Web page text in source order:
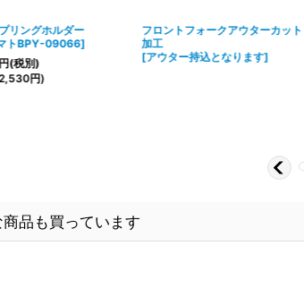
リングホルダー
トBPY-09066]
(税別)
円)
フロントフォークアウターカット
加工
[アウター持込となります]
品も買っています